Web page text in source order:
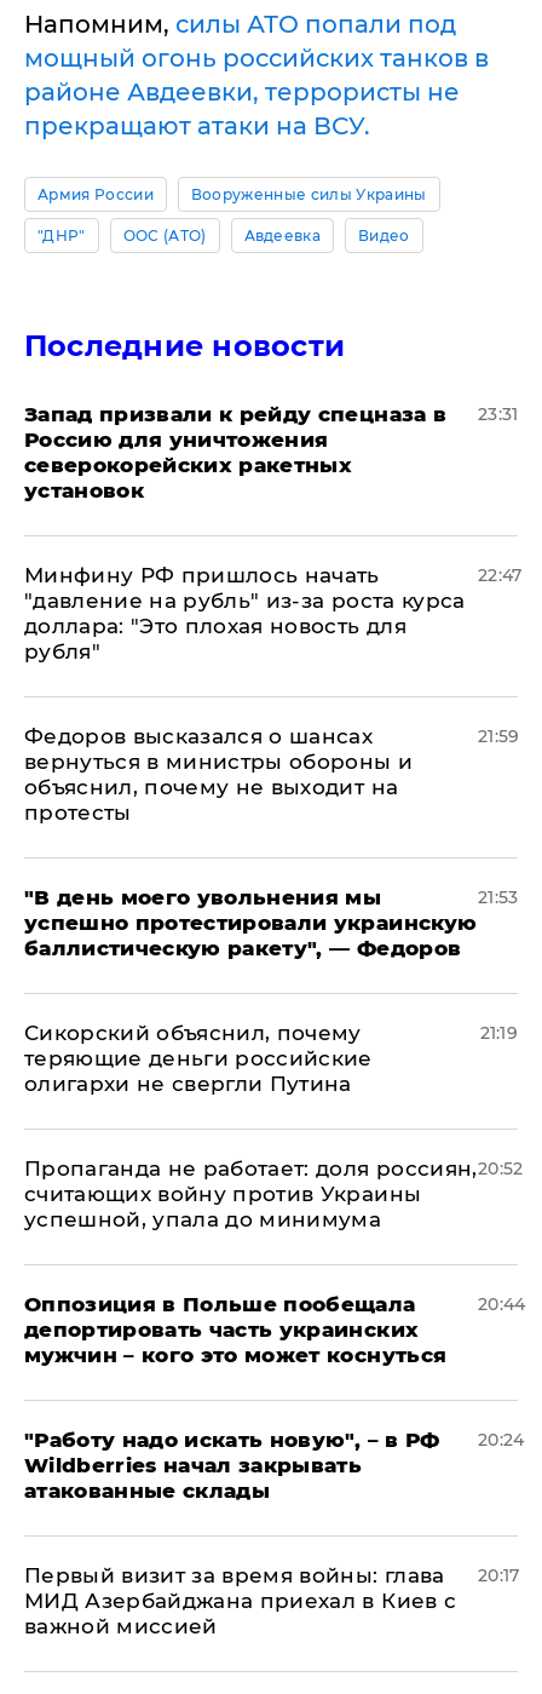
Напомним, силы АТО попали под
мощный огонь российских танков в
районе Авдеевки, террористы не
прекращают атаки на ВСУ.
Армия России Вооруженные силы Украины
"ДНР" ООС (АТО) Авдеевка Видео
Последние новости
Запад призвали к рейду спецназа в
Россию для уничтожения
северокорейских ракетных
установок
23:31
Минфину РФ пришлось начать
"давление на рубль" из-за роста курса
доллара: "Это плохая новость для
рубля"
22:47
Федоров высказался о шансах
вернуться в министры обороны и
объяснил, почему не выходит на
протесты
21:59
​"В день моего увольнения мы
успешно протестировали украинскую
баллистическую ракету", — Федоров
21:53
Сикорский объяснил, почему
теряющие деньги российские
олигархи не свергли Путина
21:19
​Пропаганда не работает: доля россиян,
считающих войну против Украины
успешной, упала до минимума
20:52
Оппозиция в Польше пообещала
депортировать часть украинских
мужчин – кого это может коснуться
20:44
"Работу надо искать новую", – в РФ
Wildberries начал закрывать
атакованные склады
20:24
Первый визит за время войны: глава
МИД Азербайджана приехал в Киев с
важной миссией
20:17